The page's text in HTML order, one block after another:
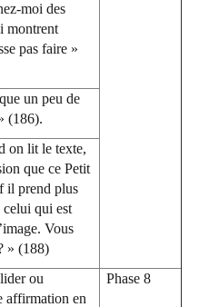
moi des
montrent
pas faire »
un peu de
(186).
on lit le texte,
que ce Petit
il prend plus
celui qui est
Vous
» (188)
ou
affirmation en
Phase 8